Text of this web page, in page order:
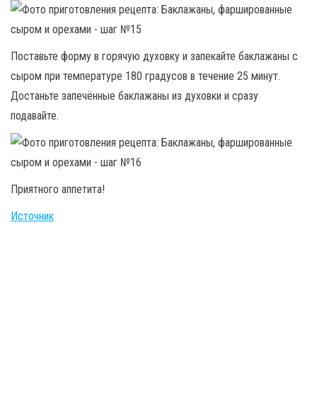
Поставьте форму в горячую духовку и запекайте баклажаны с
сыром при температуре 180 градусов в течение 25 минут.
Достаньте запечённые баклажаны из духовки и сразу
подавайте.
Приятного аппетита!
Источник